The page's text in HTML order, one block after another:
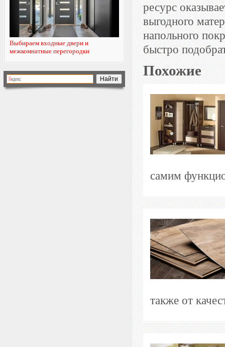
Выбираем входные двери и
межкомнатные перегородки
ресурс
выгодного
напольного
быстро
Похожие
самим
также от